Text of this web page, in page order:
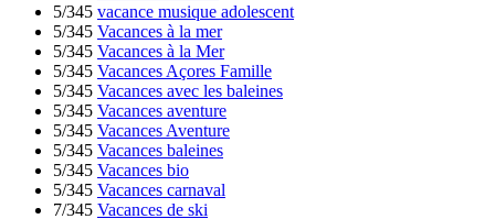
5/345 vacance musique adolescent
5/345 Vacances à la mer
5/345 Vacances à la Mer
5/345 Vacances Açores Famille
5/345 Vacances avec les baleines
5/345 Vacances aventure
5/345 Vacances Aventure
5/345 Vacances baleines
5/345 Vacances bio
5/345 Vacances carnaval
7/345 Vacances de ski